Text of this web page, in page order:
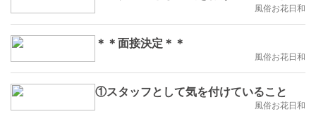
風俗お花日和
＊＊面接決定＊＊
風俗お花日和
①スタッフとして気を付けていること
風俗お花日和